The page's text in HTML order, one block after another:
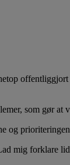
offentliggjort
som gør at
og
mig forklare